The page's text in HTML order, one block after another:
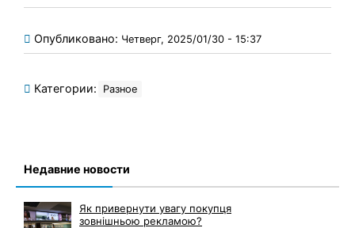
Опубликовано: Четверг, 2025/01/30 - 15:37
Категории: Разное
Недавние новости
Як привернути увагу покупця
зовнішньою рекламою?